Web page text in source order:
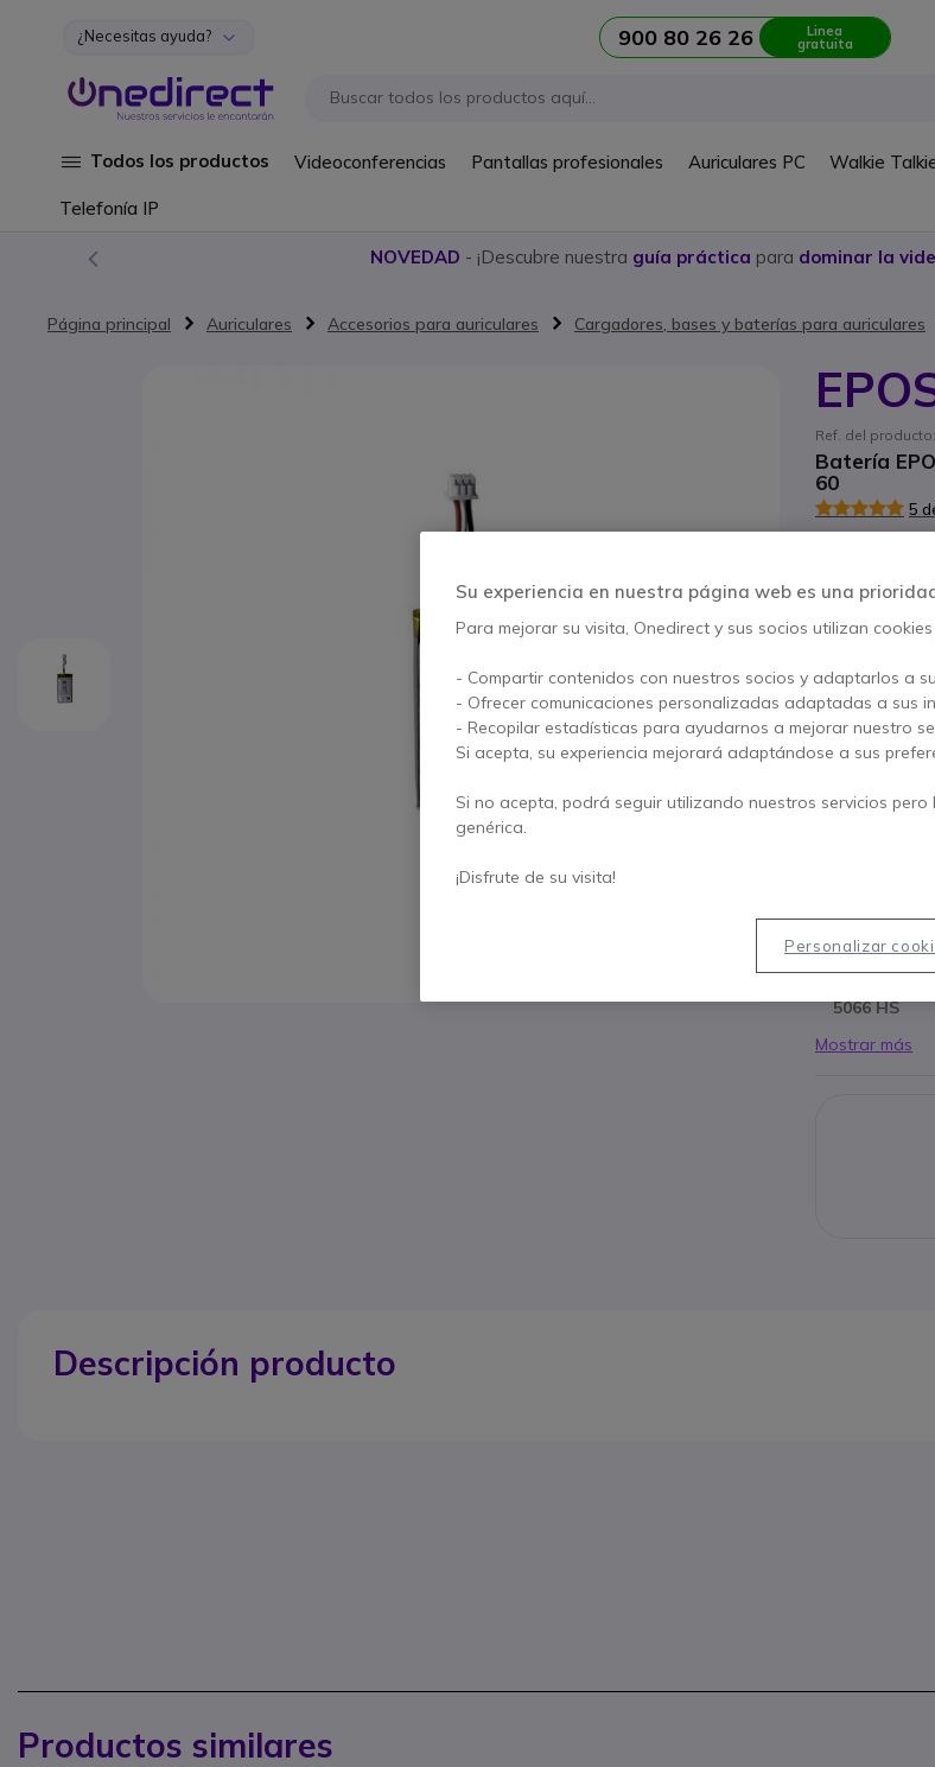
Ir al contenido
¿Necesitas ayuda? 900 80 26 26 Linea
gratuita
Todos los productos Videoconferencias Pantallas profesionales Auriculares PC Walkie
Telefonía IP
NOVEDAD - ¡Descubre nuestra guía práctica para dominar la
Página principal Auriculares Accesorios para auriculares Cargadores, bases y baterías para auriculares
Ref. del
Batería
60
5
26,95 €
25,95 €
3 productos
57
Producto
5066 HS
Mostrar más
Descripción producto
Productos similares
Su experiencia en nuestra página web es una
Para mejorar su visita, Onedirect y sus socios utilizan
- Compartir contenidos con nuestros socios y adaptarlos a
- Ofrecer comunicaciones personalizadas adaptadas a sus
- Recopilar estadísticas para ayudarnos a mejorar nuestro
Si acepta, su experiencia mejorará adaptándose a sus
Si no acepta, podrá seguir utilizando nuestros servicios pero
genérica.
¡Disfrute de su visita!
Personalizar